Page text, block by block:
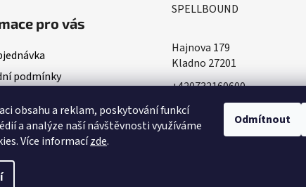
obsahu a reklam, poskytování funkcí
a analýze naší návštěvnosti využíváme
Více informacízde.
Odmítnout
pro vás
podmínky
ochrany osobních údajů
SPELLBOUND
Hajnova 179
Kladno 27201
+420732160600
​info@spellbound.cz